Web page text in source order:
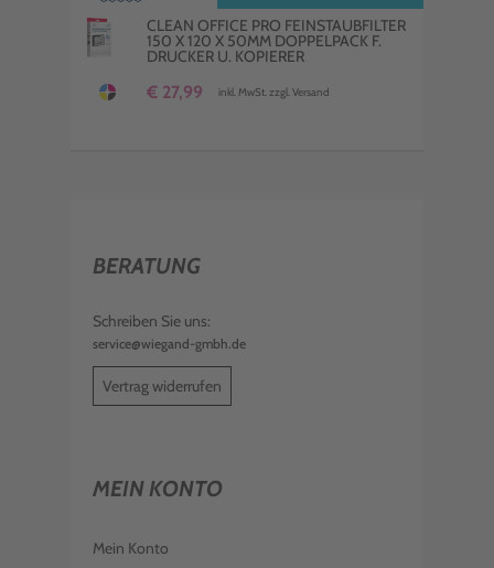
CLEAN OFFICE PRO FEINSTAUBFILTER
150 X 120 X 50MM DOPPELPACK F.
DRUCKER U. KOPIERER
€ 27,99 inkl. MwSt. zzgl. Versand
BERATUNG
Schreiben Sie uns:
service@wiegand-gmbh.de
Vertrag widerrufen
MEIN KONTO
Mein Konto